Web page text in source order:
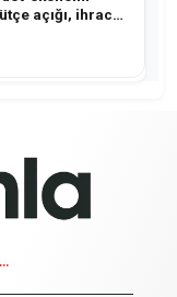
açığı, ihracat